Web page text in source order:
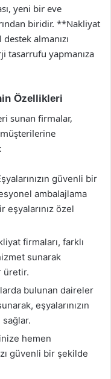
yeni bir eve
biridir. **Nakliyat
almanızı
tasarrufu yapmanıza
Özellikleri
sunan firmalar,
güvenli bir
ambalajlama
eşyalarınız özel
firmaları, farklı
sunarak
üretir.
bulunan daireler
eşyalarınızın
sağlar.
hemen
güvenli bir şekilde